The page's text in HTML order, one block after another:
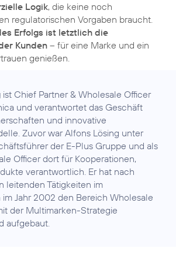
Logik, die keine noch
regulatorischen Vorgaben braucht.
Erfolgs ist letztlich die
Kunden – für eine Marke und ein
genießen.
ist Chief Partner & Wholesale Officer
und verantwortet das Geschäft
und innovative
Zuvor war Alfons Lösing unter
der E-Plus Gruppe und als
Officer dort für Kooperationen,
verantwortlich. Er hat nach
leitenden Tätigkeiten im
im Jahr 2002 den Bereich Wholesale
der Multimarken-Strategie
aufgebaut.